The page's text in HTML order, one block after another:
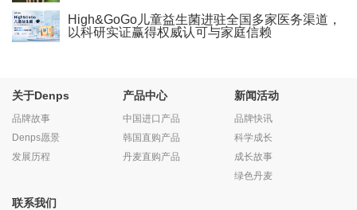
High&GoGo儿童益生菌进驻全国多家医务渠道，
以科研实证赢得权威认可与家庭信赖
关于Denps
品牌故事
Denps愿景
发展历程
产品中心
中国进口产品
韩国直购产品
丹麦直购产品
新闻活动
品牌快讯
科学成长
成长故事
绿色丹麦
联系我们